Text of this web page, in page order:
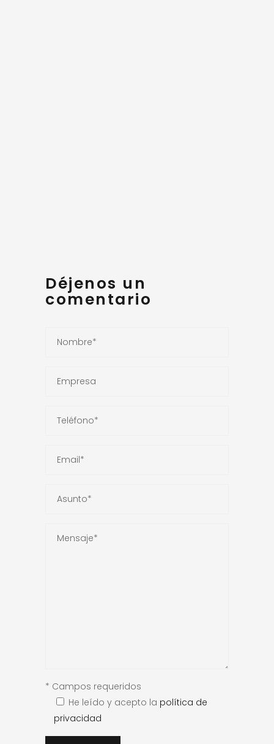
Déjenos un
comentario
* Campos requeridos
He leído y acepto la política de
privacidad